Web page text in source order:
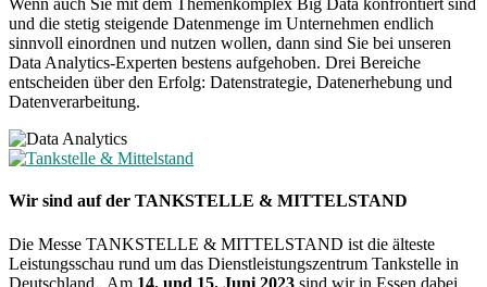
Wenn auch Sie mit dem Themenkomplex Big Data konfrontiert sind
und die stetig steigende Datenmenge im Unternehmen endlich
sinnvoll einordnen und nutzen wollen, dann sind Sie bei unseren
Data Analytics-Experten bestens aufgehoben. Drei Bereiche
entscheiden über den Erfolg: Datenstrategie, Datenerhebung und
Datenverarbeitung.
Wir sind auf der TANKSTELLE & MITTELSTAND
Die Messe TANKSTELLE & MITTELSTAND ist die älteste
Leistungsschau rund um das Dienstleistungszentrum Tankstelle in
Deutschland. Am 14. und 15. Juni 2023 sind wir in Essen dabei.